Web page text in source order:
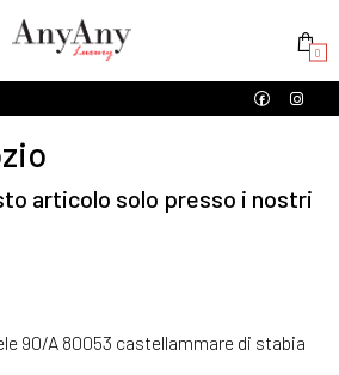
0
articolo solo presso i nostri
90/A 80053 castellammare di stabia